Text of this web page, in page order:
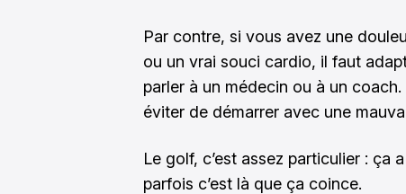
Par contre, si vous avez une
ou un vrai souci cardio, il faut
parler à un médecin ou à un
éviter de démarrer avec une
Le golf, c’est assez particulier : ça
parfois c’est là que ça coince.